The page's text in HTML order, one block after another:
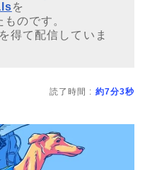
を
のです。
得て配信していま
読了時間 : 約7分3秒